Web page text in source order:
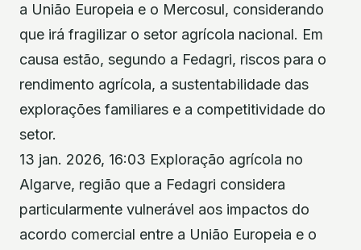
a União Europeia e o Mercosul, considerando
que irá fragilizar o setor agrícola nacional. Em
causa estão, segundo a Fedagri, riscos para o
rendimento agrícola, a sustentabilidade das
explorações familiares e a competitividade do
setor.
13 jan. 2026, 16:03 Exploração agrícola no
Algarve, região que a Fedagri considera
particularmente vulnerável aos impactos do
acordo comercial entre a União Europeia e o